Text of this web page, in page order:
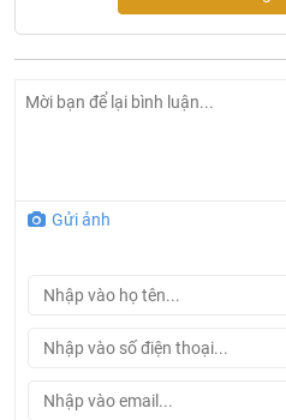
Bản vẽ kỹ thuật vòi sen tắm
Gửi ảnh